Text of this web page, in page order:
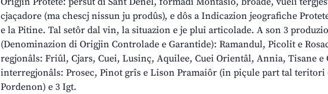
cjaçadore (ma chescj nissun ju prodûs), e dôs a Indicazion jeografiche
e la Pitine. Tal setôr dal vin, la situazion e je plui articolade. A son 3
(Denominazion di Origjin Controlade e Garantide): Ramandul, Picolit e
regjonâls: Friûl, Cjars, Cuei, Lusinç, Aquilee, Cuei Orientâl, Annia, Tisane e
interregjonâls: Prosec, Pinot grîs e Lison Pramaiôr (in piçule part tal
Pordenon) e 3 Igt.